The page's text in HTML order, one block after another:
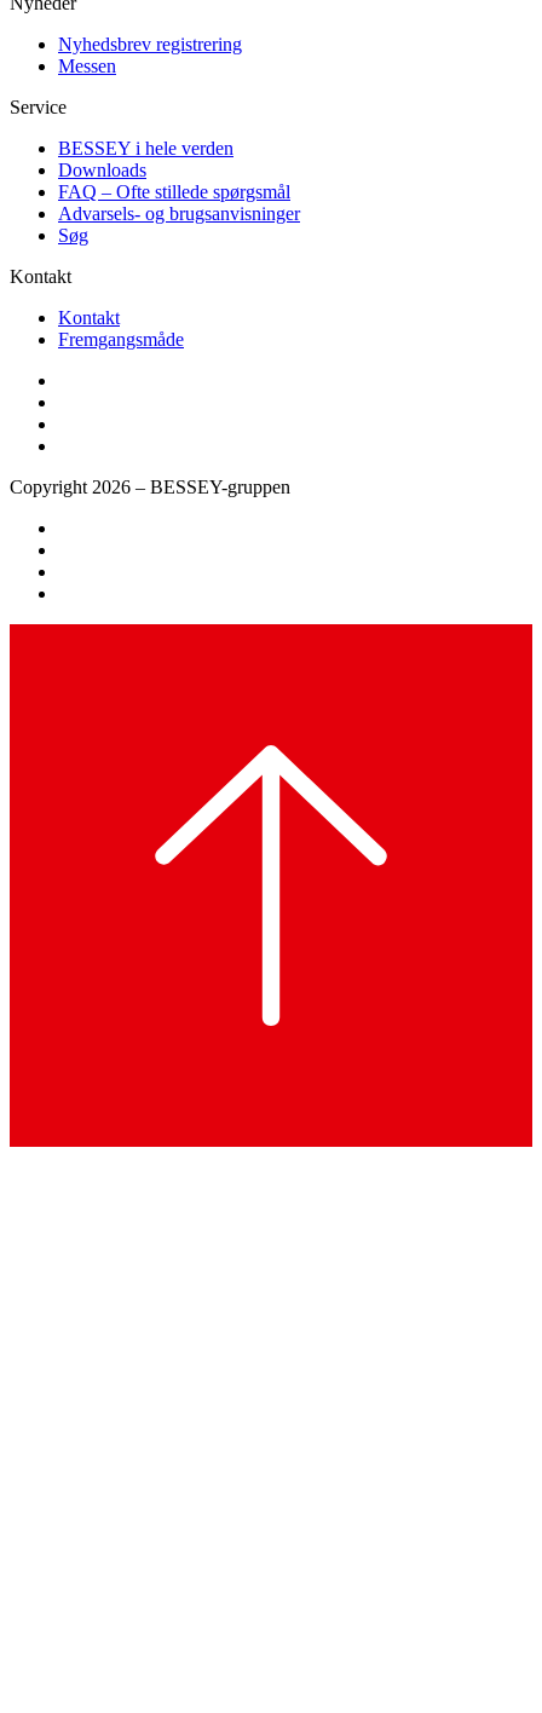
Nyhedsbrev registrering
Messen
Service
BESSEY i hele verden
Downloads
FAQ – Ofte stillede spørgsmål
Advarsels- og brugsanvisninger
Søg
Kontakt
Kontakt
Fremgangsmåde
Copyright 2026 – BESSEY-gruppen